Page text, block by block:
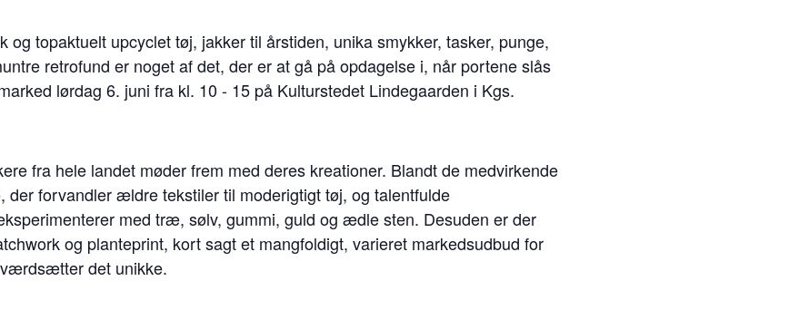
topaktuelt upcyclet tøj, jakker til årstiden, unika smykker, tasker, punge,
retrofund er noget af det, der er at gå på opdagelse i, når portene slås
lørdag 6. juni fra kl. 10 - 15 på Kulturstedet Lindegaarden i Kgs.
fra hele landet møder frem med deres kreationer. Blandt de medvirkende
der forvandler ældre tekstiler til moderigtigt tøj, og talentfulde
med træ, sølv, gummi, guld og ædle sten. Desuden er der
og planteprint, kort sagt et mangfoldigt, varieret markedsudbud for
det unikke.